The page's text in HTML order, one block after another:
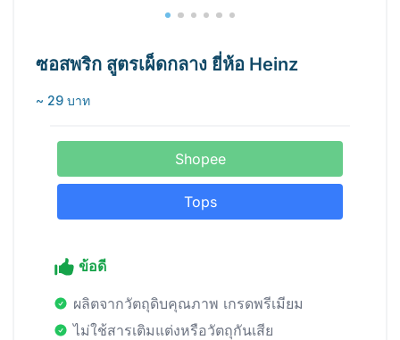
ซอสพริก สูตรเผ็ดกลาง ยี่ห้อ Heinz
~ 29 บาท
Shopee
Tops
ข้อดี
ผลิตจากวัตถุดิบคุณภาพ เกรดพรีเมียม
ไม่ใช้สารเติมแต่งหรือวัตถุกันเสีย